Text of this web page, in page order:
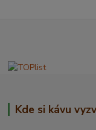
Kde si kávu